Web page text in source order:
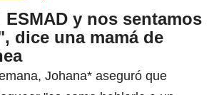
ESMAD y nos sentamos
dice una mamá de
Johana* aseguró que